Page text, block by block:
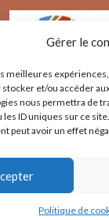
Gérer le
meilleures
et/ou accéder
nous permettra de
les ID uniques sur ce
peut avoir un effet
Politique de